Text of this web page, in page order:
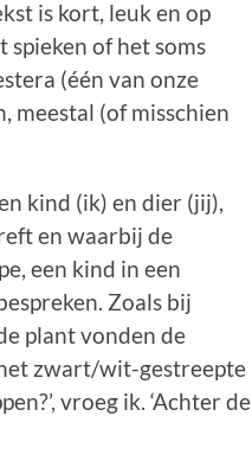
is kort, leuk en op
of het soms
(één van onze
meestal (of misschien
kind (ik) en dier (jij),
en waarbij de
een kind in een
Zoals bij
plant vonden de
zwart/wit-gestreepte
vroeg ik. ‘Achter de